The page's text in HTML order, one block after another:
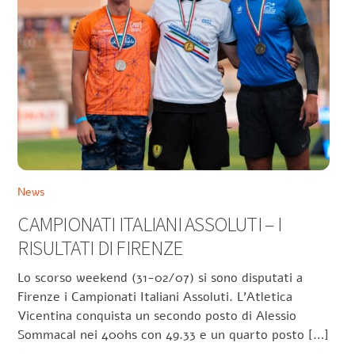
News
CAMPIONATI ITALIANI ASSOLUTI – I
RISULTATI DI FIRENZE
Lo scorso weekend (31-02/07) si sono disputati a
Firenze i Campionati Italiani Assoluti. L’Atletica
Vicentina conquista un secondo posto di Alessio
Sommacal nei 400hs con 49.33 e un quarto posto […]